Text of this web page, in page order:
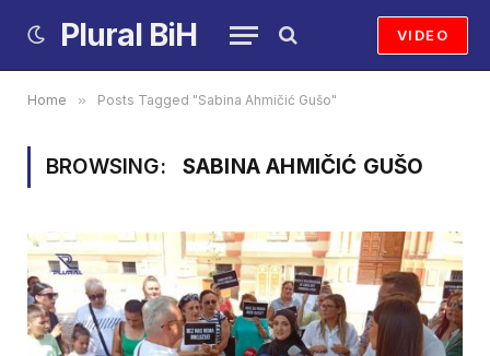
Plural BiH VIDEO
Home » Posts Tagged "Sabina Ahmičić Gušo"
BROWSING: SABINA AHMIČIĆ GUŠO